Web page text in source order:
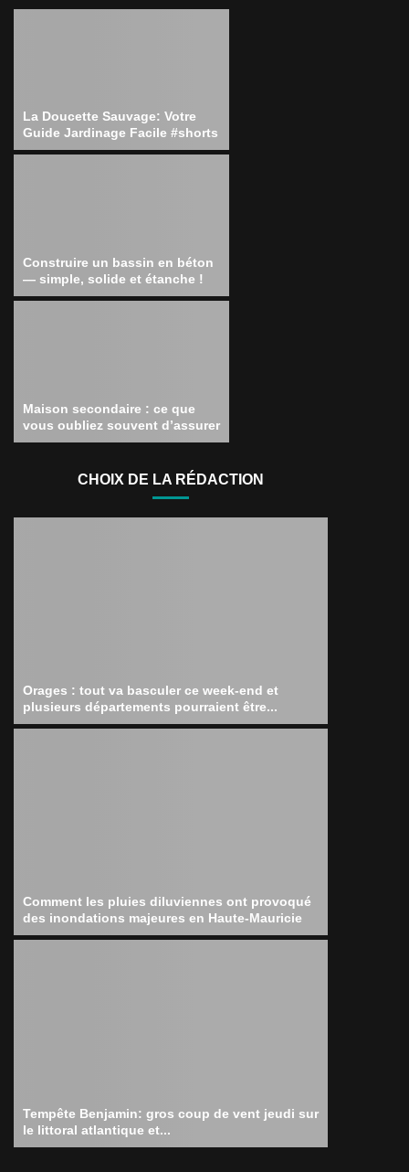
La Doucette Sauvage: Votre
Guide Jardinage Facile #shorts
Construire un bassin en béton
— simple, solide et étanche !
Maison secondaire : ce que
vous oubliez souvent d’assurer
CHOIX DE LA RÉDACTION
Orages : tout va basculer ce week-end et
plusieurs départements pourraient être...
Comment les pluies diluviennes ont provoqué
des inondations majeures en Haute-Mauricie
Tempête Benjamin: gros coup de vent jeudi sur
le littoral atlantique et...